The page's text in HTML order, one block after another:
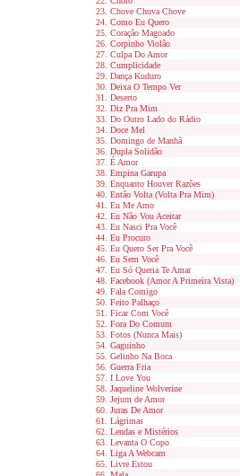
Chove Chuva Chove
Como Eu Quero
Coração Magoado
Corpinho Violão
Culpa Do Amor
Cumplicidade
Dança Kuduro
Deixa O Tempo Ver
Deserto
Diz Pra Mim
Do Outro Lado do Rádio
Doce Mel
Domingo de Manhã
Dupla Solidão
É Amor
Empina Garupa
Enquanto Houver Razões
Então Volta (Volta Pra Mim)
Eu Me Amo
Eu Não Vou Aceitar
Eu Nasci Pra Você
Eu Procuro
Eu Quero Ser Pra Você
Eu Sem Você
Eu Só Queria Te Amar
Facebook (Amor A Primeira Vista)
Fala Comigo
Feito Palhaço
Ficar Com Você
Fora Do Comum
Fotos (Nunca Mais)
Gaguinho
Gelinho Na Boca
Guerra Fria
I Love You
Jaqueline Wolverine
Jejum de Amor
Juras De Amor
Lágrimas
Lendas e Mistérios
Levanta O Copo
Liga A Webcam
Livre Estou